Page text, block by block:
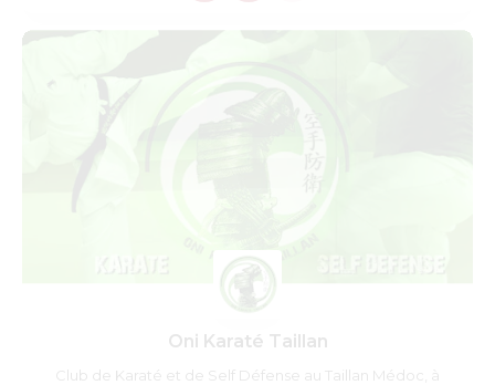
Oni Karaté Taillan
Club de Karaté et de Self Défense au Taillan Médoc, à